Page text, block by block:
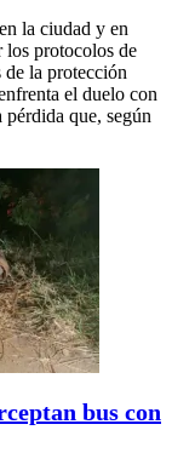
la ciudad y en
los protocolos de
de la protección
el duelo con
que, según
bus con